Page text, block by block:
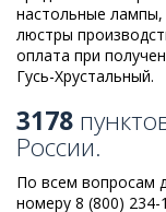
настольные
люстры
оплата при
Гусь-Хрустальный.
3178
России.
По всем вопросам
номеру 8 (800) 234-